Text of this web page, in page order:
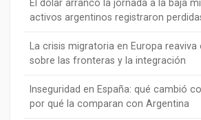
El dólar arrancó la jornada a la baja
activos argentinos registraron
La crisis migratoria en Europa
sobre las fronteras y la integración
Inseguridad en España: qué cambió
por qué la comparan con Argentina